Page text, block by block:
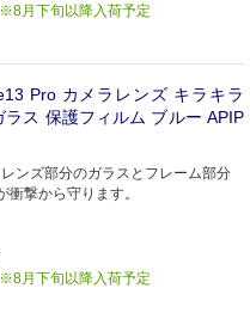
月下旬以降入荷予定
Pro カメラレンズ キラキラ
ラス 保護フィルム ブルー APIP
ンズ部分のガラスとフレーム部分
撃から守ります。
月下旬以降入荷予定